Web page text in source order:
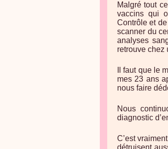
Malgré tout
vaccins qui
Contrôle et
scanner du
analyses
retrouve chez
Il faut que le
mes 23 ans
nous faire
Nous
diagnostic
C’est
détruisent